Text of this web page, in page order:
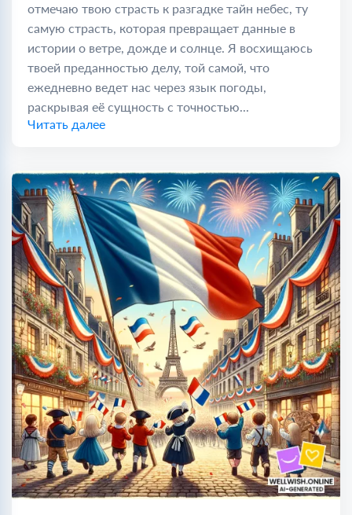
отмечаю твою страсть к разгадке тайн небес, ту
самую страсть, которая превращает данные в
истории о ветре, дожде и солнце. Я восхищаюсь
твоей преданностью делу, той самой, что
ежедневно ведет нас через язык погоды,
раскрывая её сущность с точностью...
Читать далее